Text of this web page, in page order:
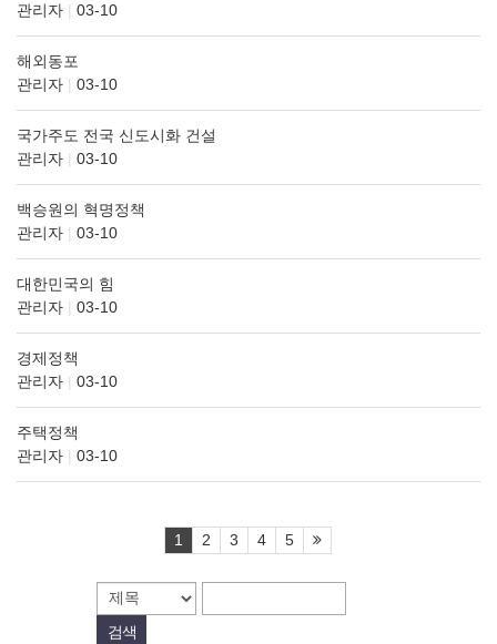
관리자 | 03-10
해외동포
관리자 | 03-10
국가주도 전국 신도시화 건설
관리자 | 03-10
백승원의 혁명정책
관리자 | 03-10
대한민국의 힘
관리자 | 03-10
경제정책
관리자 | 03-10
주택정책
관리자 | 03-10
1 2 3 4 5